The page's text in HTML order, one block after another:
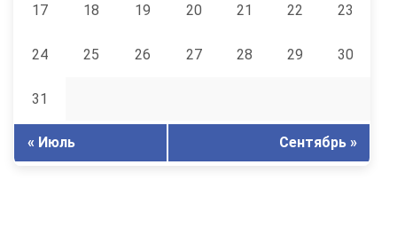
17 18 19 20 21 22 23
24 25 26 27 28 29 30
31
« Июль Сентябрь »